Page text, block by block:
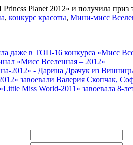
Planet 2012» и получила приз
, конкурс красоты, Мини-мисс
даже в ТОП-16 конкурса «Мисс
«Мисс Вселенная – 2012»
2012» - Дарина Драчук из
завоевали Валерия Скопчак,
Miss World-2011» завоевала 8-